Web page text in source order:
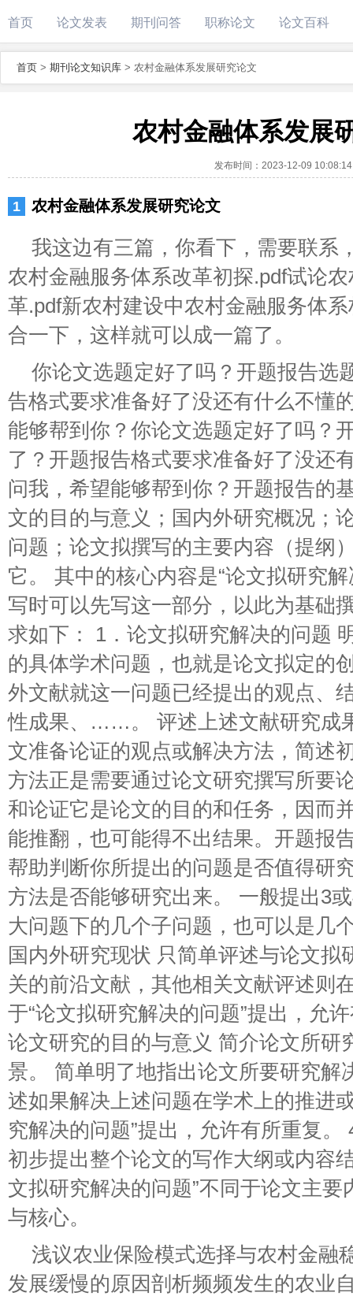
首页 论文发表 期刊问答 职称论文 论文百科
首页 > 期刊论文知识库 > 农村金融体系发展研究论文
农村金融体系发展
发布时间：2023-12-09 10:08:14
农村金融体系发展研究论文
我这边有三篇，你看下，需要联系
农村金融服务体系改革初探.pdf试论
革.pdf新农村建设中农村金融服务体
合一下，这样就可以成一篇了。
你论文选题定好了吗？开题报告选
告格式要求准备好了没还有什么不懂
能够帮到你？你论文选题定好了吗？
了？开题报告格式要求准备好了没还
问我，希望能够帮到你？开题报告的
文的目的与意义；国内外研究概况；
问题；论文拟撰写的主要内容（提纲
它。 其中的核心内容是“论文拟研究
写时可以先写这一部分，以此为基础
求如下： 1．论文拟研究解决的问题
的具体学术问题，也就是论文拟定的
外文献就这一问题已经提出的观点、
性成果、……。 评述上述文献研究成
文准备论证的观点或解决方法，简述
方法正是需要通过论文研究撰写所要
和论证它是论文的目的和任务，因而
能推翻，也可能得不出结果。开题报
帮助判断你所提出的问题是否值得研
方法是否能够研究出来。 一般提出3
大问题下的几个子问题，也可以是几
国内外研究现状 只简单评述与论文拟
关的前沿文献，其他相关文献评述则
于“论文拟研究解决的问题”提出，允
论文研究的目的与意义 简介论文所研
景。 简单明了地指出论文所要研究解
述如果解决上述问题在学术上的推进
究解决的问题”提出，允许有所重复
初步提出整个论文的写作大纲或内容
文拟研究解决的问题”不同于论文主
与核心。
浅议农业保险模式选择与农村金融
发展缓慢的原因剖析频频发生的农业